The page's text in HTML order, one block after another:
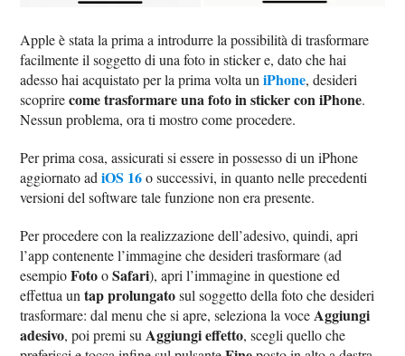
Apple è stata la prima a introdurre la possibilità di trasformare
facilmente il soggetto di una foto in sticker e, dato che hai
adesso hai acquistato per la prima volta uniPhone, desideri
scoprirecome trasformare una foto in sticker con iPhone.
Nessun problema, ora ti mostro come procedere.
Per prima cosa, assicurati si essere in possesso di un iPhone
aggiornato adiOS 16o successivi, in quanto nelle precedenti
versioni del software tale funzione non era presente.
Per procedere con la realizzazione dell’adesivo, quindi, apri
l’app contenente l’immagine che desideri trasformare (ad
esempioFotooSafari), apri l’immagine in questione ed
effettua untap prolungatosul soggetto della foto che desideri
trasformare: dal menu che si apre, seleziona la voce Aggiungi
adesivo, poi premi su Aggiungi effetto, scegli quello che